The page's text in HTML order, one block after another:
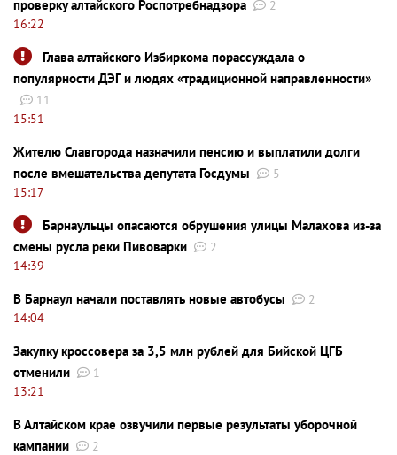
проверку алтайского Роспотребнадзора
2
16:22
Глава алтайского Избиркома порассуждала о
популярности ДЭГ и людях «традиционной направленности»
11
15:51
Жителю Славгорода назначили пенсию и выплатили долги
после вмешательства депутата Госдумы
5
15:17
Барнаульцы опасаются обрушения улицы Малахова из-за
смены русла реки Пивоварки
2
14:39
В Барнаул начали поставлять новые автобусы
2
14:04
Закупку кроссовера за 3,5 млн рублей для Бийской ЦГБ
отменили
1
13:21
В Алтайском крае озвучили первые результаты уборочной
кампании
2